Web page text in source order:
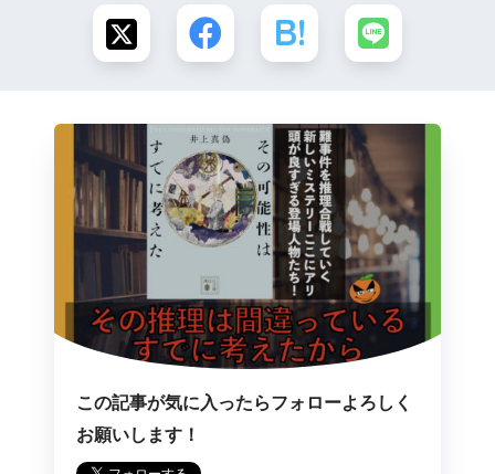
この記事が気に入ったらフォローよろしく
お願いします！